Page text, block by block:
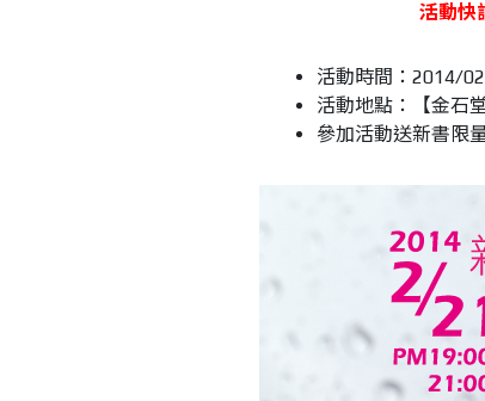
活動快
活動時間：2014/
活動地點：【金石
參加活動送新書限